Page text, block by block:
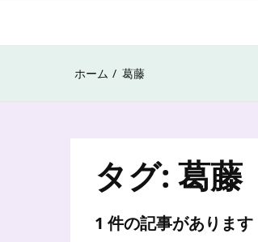
ホーム 葛藤
タグ: 葛藤
1 件の記事があります